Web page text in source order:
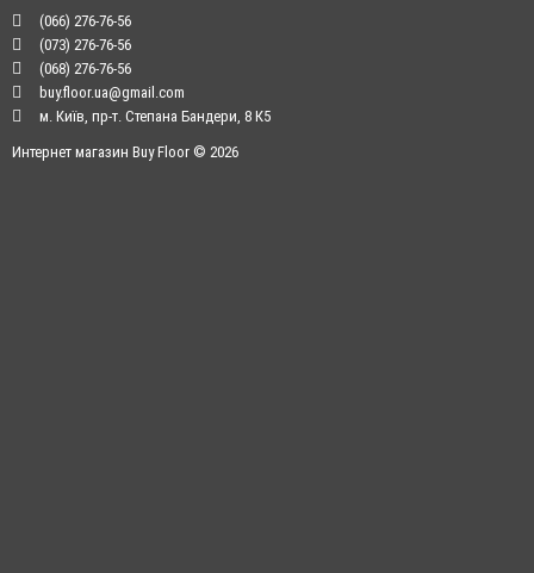
(066) 276-76-56
(073) 276-76-56
(068) 276-76-56
buy.floor.ua@gmail.com
м. Київ, пр-т. Степана Бандери, 8 К5
Интернет магазин Buy Floor © 2026